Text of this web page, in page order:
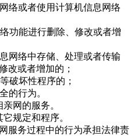
络或者使用计算机信息网络
功能进行删除、修改或者增
网络中存储、处理或者传输
改或者增加的；
破坏性程序的；
的行为。
网的服务。
规定和程序。
服务过程中的行为承担法律责